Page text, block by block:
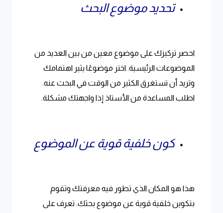
تحديد موضوع البحث
احصر تركيزك على موضوع معين من بين العديد من
الموضوعات الرئيسية. اختر موضوعًا يثير اهتمامك
وتريد أن تستغرق الكثير من الوقت في البحث عنه.
اطلب المساعدة من الأستاذ إذا واجهتك مشكلة.
كون خلفية قوية عن الموضوع
هذا هو المكان الذي تطور فيه معرفتك وتقوم
بتكوين خلفية قوية عن موضوع بحثك. تعرف على